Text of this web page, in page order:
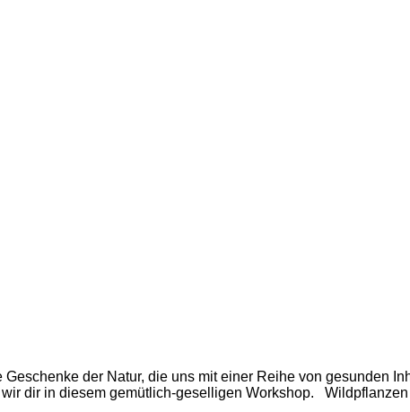
der Natur, die uns mit einer Reihe von gesunden
dir in diesem gemütlich-geselligen Workshop.